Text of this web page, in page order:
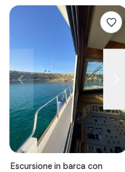
Escursione in barca con